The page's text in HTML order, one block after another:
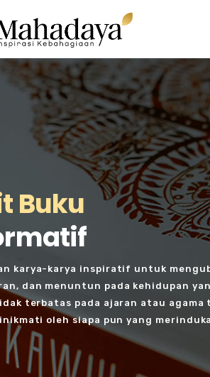
Buku
karya-karya inspiratif untuk
dan menuntun pada kehidupan
terbatas pada ajaran atau
oleh siapa pun yang